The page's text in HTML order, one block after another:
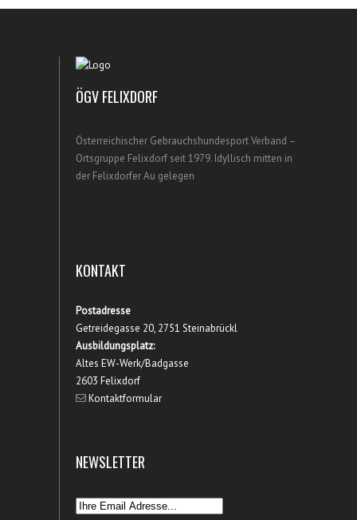
ÖGV FELIXDORF
Österreichischer Gebrauchshundesport Verband –
Ortsgruppe Felixdorf seit 1979. Idyllisch mitten in
der Felixdorfer Au gelegen
KONTAKT
Postadresse
Getreidegasse 20, 2751 Steinabrückl
Ausbildungsplatz:
Altes EW-Werk/Badgasse
2603 Felixdorf
Kontaktformular
NEWSLETTER